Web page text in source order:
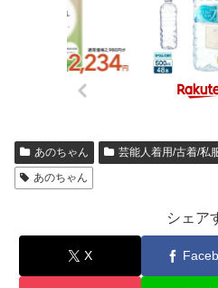
あのちゃん 芸能人着用/古着/私
あのちゃん
シェア
X